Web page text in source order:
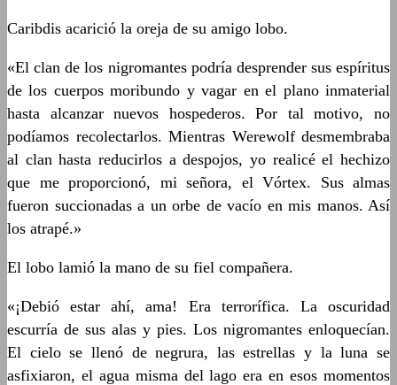
Caribdis acarició la oreja de su amigo lobo.
«El clan de los nigromantes podría desprender sus espíritus
de los cuerpos moribundo y vagar en el plano inmaterial
hasta alcanzar nuevos hospederos. Por tal motivo, no
podíamos recolectarlos. Mientras Werewolf desmembraba
al clan hasta reducirlos a despojos, yo realicé el hechizo
que me proporcionó, mi señora, el Vórtex. Sus almas
fueron succionadas a un orbe de vacío en mis manos. Así
los atrapé.»
El lobo lamió la mano de su fiel compañera.
«¡Debió estar ahí, ama! Era terrorífica. La oscuridad
escurría de sus alas y pies. Los nigromantes enloquecían.
El cielo se llenó de negrura, las estrellas y la luna se
asfixiaron, el agua misma del lago era en esos momentos